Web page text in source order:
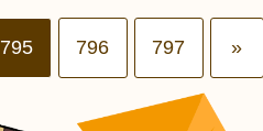
795 796 797 »